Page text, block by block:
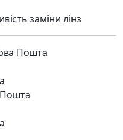
заміни лінз
Пошта